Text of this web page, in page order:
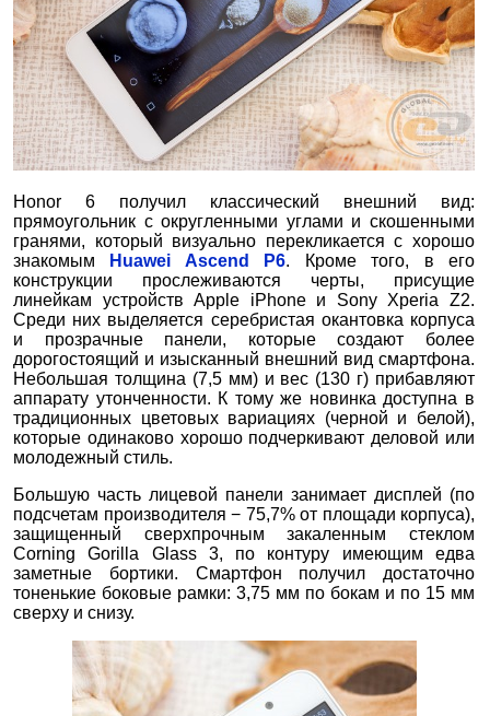
Honor 6 получил классический внешний вид:
прямоугольник с округленными углами и скошенными
гранями, который визуально перекликается с хорошо
знакомым
Huawei Ascend P6. Кроме того, в его
конструкции прослеживаются черты, присущие
линейкам устройств Apple iPhone и Sony Xperia Z2.
Среди них выделяется серебристая окантовка корпуса
и прозрачные панели, которые создают более
дорогостоящий и изысканный внешний вид смартфона.
Небольшая толщина (7,5 мм) и вес (130 г) прибавляют
аппарату утонченности. К тому же новинка доступна в
традиционных цветовых вариациях (черной и белой),
которые одинаково хорошо подчеркивают деловой или
молодежный стиль.
Большую часть лицевой панели занимает дисплей (по
подсчетам производителя − 75,7% от площади корпуса),
защищенный сверхпрочным закаленным стеклом
Corning Gorilla Glass 3, по контуру имеющим едва
заметные бортики. Смартфон получил достаточно
тоненькие боковые рамки: 3,75 мм по бокам и по 15 мм
сверху и снизу.